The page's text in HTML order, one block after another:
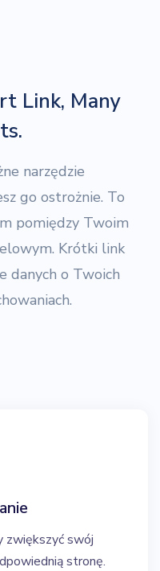
Link, Many
narzędzie
go ostrożnie. To
pomiędzy Twoim
Krótki link
danych o Twoich
zwiększyć swój
stronę.